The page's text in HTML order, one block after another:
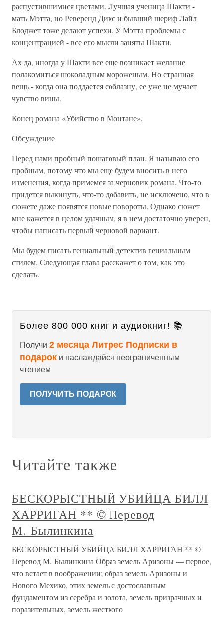
распустившимися цветами. Лучшая ученица Шакти -
мать Мэтта, но Реверенд Дикс и бывший шериф Лайл
Блоджет тоже делают успехи. У Мэтта проблемы с
концентрацией - все его мысли заняты Шакти.
Ах да, иногда у Шакти все еще возникает желание
полакомиться шоколадным мороженым. Но странная
вещь - когда она поддается соблазну, ее уже не мучает
чувство вины.
Конец романа «Убийство в Монтане».
Обсуждение
Перед нами пробный пошаговый план. Я называю его
пробным, потому что мы еще будем вносить в него
изменения, когда примемся за черновик романа. Что-то
придется выкинуть, что-то добавить, не исключено, что в
сюжете даже появятся новые повороты. Однако сюжет
мне кажется в целом удачным, я в нем достаточно уверен,
чтобы написать первый черновой вариант.
Мы будем писать гениальный детектив гениальным
стилем. Следующая глава расскажет о том, как это
сделать.
Более 800 000 книг и аудиокниг! 📚
Получи 2 месяца Литрес Подписки в
подарок и наслаждайся неограниченным
чтением
ПОЛУЧИТЬ ПОДАРОК
Читайте также
БЕСКОРЫСТНЫЙ УБИЙЦА БИЛЛ
ХАРРИГАН ** © Перевод
М. Былинкина
БЕСКОРЫСТНЫЙ УБИЙЦА БИЛЛ ХАРРИГАН ** ©
Перевод М. Былинкина Образ земель Аризоны — первое,
что встает в воображении; образ земель Аризоны и
Нового Мехико, этих земель с достославным
фундаментом из серебра и золота, земель призрачных и
поразительных, земель жесткого